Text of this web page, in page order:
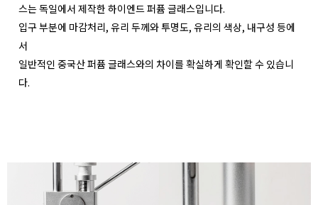
스는 독일에서 제작한 하이엔드 퍼퓸 글래스입니다.
입구 부분에 마감처리, 유리 두께와 투명도, 유리의 색상, 내구성 등에
서
일반적인 중국산 퍼퓸 글래스와의 차이를 확실하게 확인할 수 있습니
다.